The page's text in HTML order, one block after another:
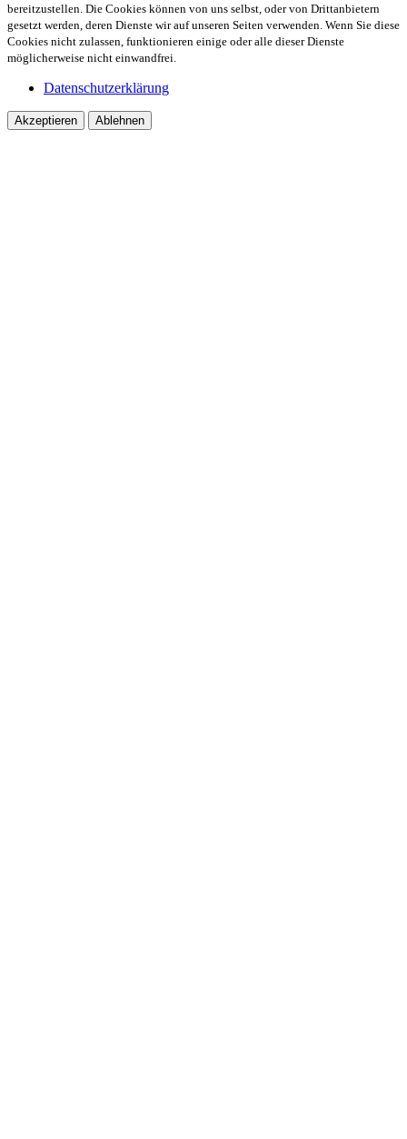
bereitzustellen. Die Cookies können von uns selbst, oder von Drittanbietern
gesetzt werden, deren Dienste wir auf unseren Seiten verwenden. Wenn Sie diese
Cookies nicht zulassen, funktionieren einige oder alle dieser Dienste
möglicherweise nicht einwandfrei.
Datenschutzerklärung
Akzeptieren Ablehnen